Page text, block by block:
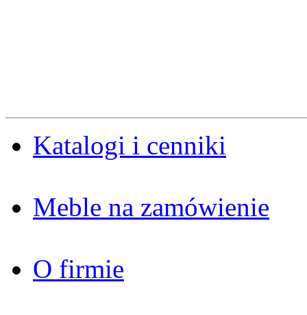
Katalogi i cenniki
Meble na zamówienie
O firmie